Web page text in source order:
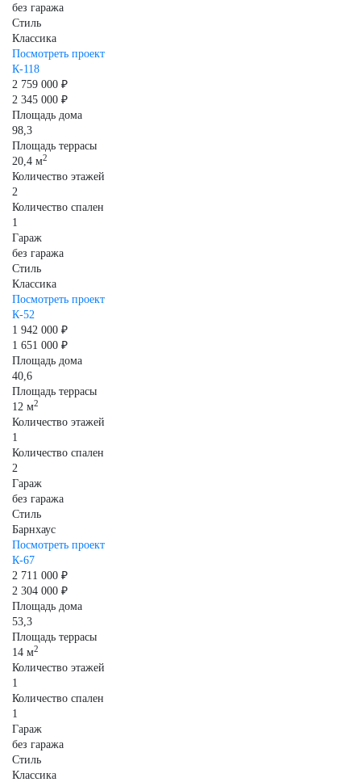
без гаража
Стиль
Классика
Посмотреть проект
К-118
2 759 000 ₽
2 345 000 ₽
Площадь дома
98,3
Площадь террасы
20,4 м2
Количество этажей
2
Количество спален
1
Гараж
без гаража
Стиль
Классика
Посмотреть проект
К-52
1 942 000 ₽
1 651 000 ₽
Площадь дома
40,6
Площадь террасы
12 м2
Количество этажей
1
Количество спален
2
Гараж
без гаража
Стиль
Барнхаус
Посмотреть проект
К-67
2 711 000 ₽
2 304 000 ₽
Площадь дома
53,3
Площадь террасы
14 м2
Количество этажей
1
Количество спален
1
Гараж
без гаража
Стиль
Классика